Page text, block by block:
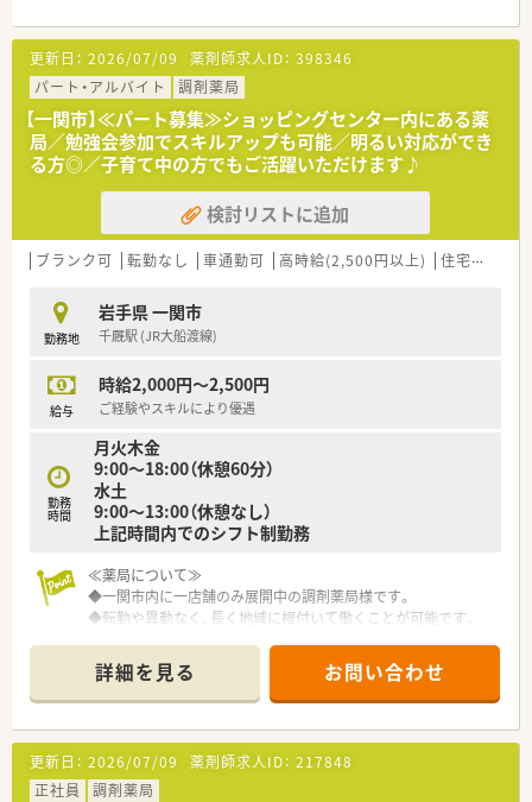
会人像に合わせた学ぶ環境が充実しています。
●週20時間以上の勤務で社会保険に加入が可能です。
●サポート体制が整っており育児との両立にも理解がある職場
です。
●全国に店舗がありますので旦那様の転勤がある場合も店舗異
動にて対応することが可能です。
更新日： 2026/07/09 薬剤師求人ID： 398346
パート・アルバイト
調剤薬局
【一関市】≪パート募集≫ショッピングセンター内にある薬
局／勉強会参加でスキルアップも可能／明るい対応ができ
る方◎／子育て中の方でもご活躍いただけます♪
検討リストに追加
ブランク可 転勤なし 車通勤可 高時給(2,500円以上) 住宅補助(手当)あり
勤務地
岩手県 一関市
千厩駅 (JR大船渡線)
給与
時給2,000円～2,500円
ご経験やスキルにより優遇
勤務
時間
月火木金
9:00～18:00（休憩60分）
水土
9:00～13:00（休憩なし）
上記時間内でのシフト制勤務
≪薬局について≫
◆一関市内に一店舗のみ展開中の調剤薬局様です。
◆転勤や異動なく、長く地域に根付いて働くことが可能です。
し、運営しております。
≪ここがポイント≫
◆勉強会の参加も積極的に行っており、月に2，3回参加してい
ます。スキルアップが定期的にできるような環境になっている
ため、「今後あなたのなりたい薬剤師像」をバックアップいたし
ます！
詳細を見る お問い合わせ
更新日： 2026/07/09 薬剤師求人ID： 217848
正社員
調剤薬局